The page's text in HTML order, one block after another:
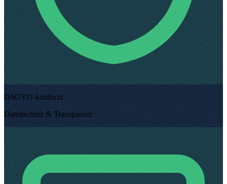
DSGVO-konform
Datenschutz & Transparenz